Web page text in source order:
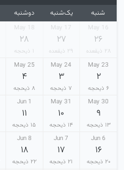
شنبه یک‌شنبه دوشنبه
16 May
۲۶
۲۸ ذیقعده
17 May
۲۷
۲۹ ذیقعده
18 May
۲۸
23 May
۲
۶ ذیحجه
24 May
۳
۷ ذیحجه
25 May
۴
۸ ذیحجه
30 May
۹
۱۳ ذیحجه
31 May
۱۰
۱۴ ذیحجه
1 Jun
۱۱
۱۵ ذیحجه
6 Jun
۱۶
۲۰ ذیحجه
7 Jun
۱۷
۲۱ ذیحجه
8 Jun
۱۸
۲۲ ذیحجه